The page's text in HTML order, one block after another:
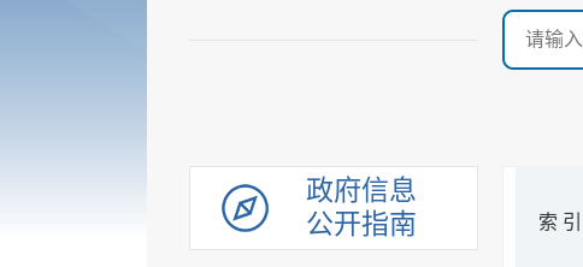
政府信息
公开指南
索